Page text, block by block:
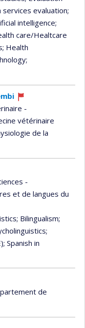
services evaluation;
intelligence;
care/Healtcare
; Health
;
Currently
recruiting
-
vétérinaire
de la
-
et de langues du
; Bilingualism;
;
; Spanish in
de